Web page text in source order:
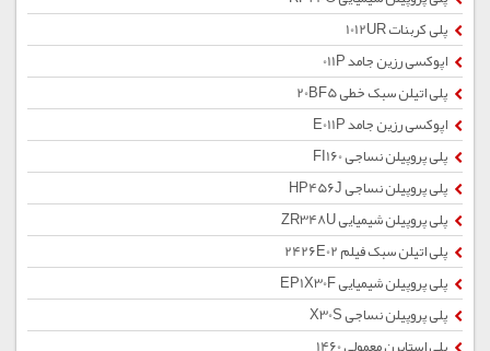
پلی کربنات 1012UR
اپوکسی رزین جامد 011P
پلی اتیلن سبک خطی 20BF5
اپوکسی رزین جامد E011P
پلی پروپیلن نساجی FI160
پلی پروپیلن نساجی HP456J
پلی پروپیلن شیمیایی ZR348U
پلی اتیلن سبک فیلم 2426E02
پلی پروپیلن شیمیایی EP1X30F
پلی پروپیلن نساجی X30S